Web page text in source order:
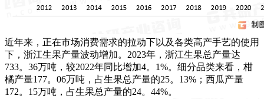
近年来，正在市场消费需求的拉动下以及各类高产手艺的使用
下，浙江生果产量波动增加。2023年，浙江生果总产量达
733。36万吨，较2022年同比增加4。1%。细分品类来看，柑
橘产量177。06万吨，占生果总产量的25。13%；西瓜产量
172。15万吨，占生果总产量的24。44%。